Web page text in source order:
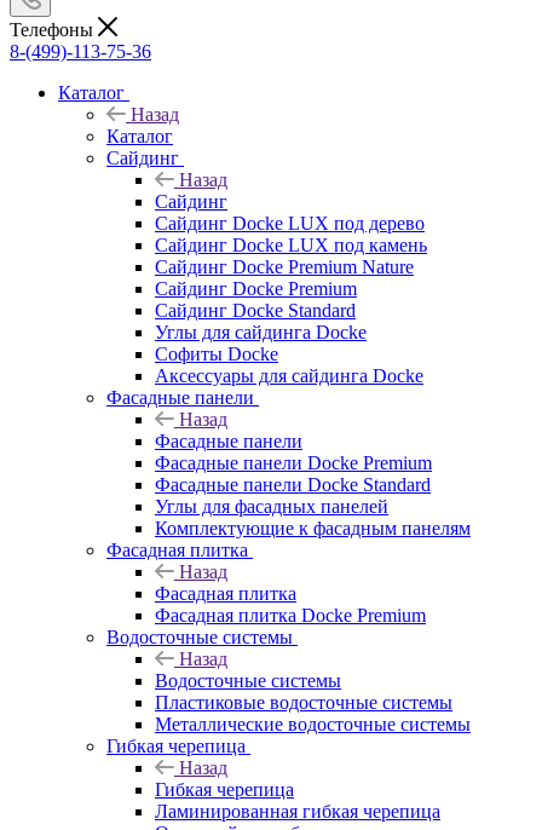
Телефоны
8-(499)-113-75-36
Каталог
Назад
Каталог
Сайдинг
Назад
Сайдинг
Сайдинг Docke LUX под дерево
Сайдинг Docke LUX под камень
Сайдинг Docke Premium Nature
Сайдинг Docke Premium
Сайдинг Docke Standard
Углы для сайдинга Docke
Софиты Docke
Аксессуары для сайдинга Docke
Фасадные панели
Назад
Фасадные панели
Фасадные панели Docke Premium
Фасадные панели Docke Standard
Углы для фасадных панелей
Комплектующие к фасадным панелям
Фасадная плитка
Назад
Фасадная плитка
Фасадная плитка Docke Premium
Водосточные системы
Назад
Водосточные системы
Пластиковые водосточные системы
Металлические водосточные системы
Гибкая черепица
Назад
Гибкая черепица
Ламинированная гибкая черепица